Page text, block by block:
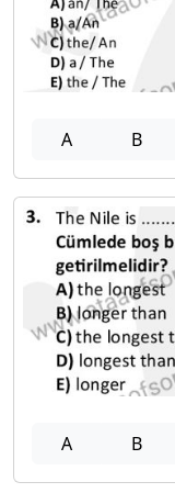
A B
A B